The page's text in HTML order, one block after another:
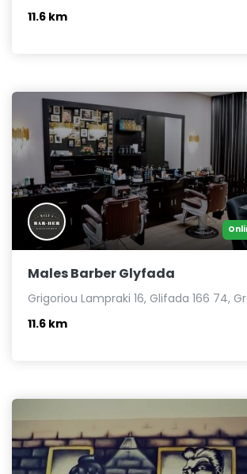
11.6 km
Males Barber Glyfada
Grigoriou Lampraki 16, Glifada 166 74,
11.6 km